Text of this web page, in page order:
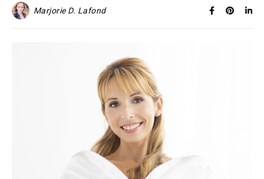
Marjorie D. Lafond